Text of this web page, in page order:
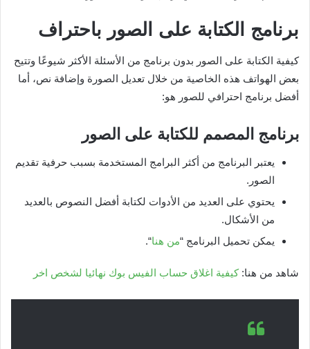
برنامج الكتابة على الصور باحتراف
كيفية الكتابة على الصور بدون برنامج من الأسئلة الأكثر شيوعًا وتتيح
بعض الهواتف هذه الخاصية من خلال تعديل الصورة وإضافة نص، أما
أفضل برنامج احترافي للصور هو:
برنامج المصمم للكتابة على الصور
يعتبر البرنامج من أكثر البرامج المستخدمة بسبب حرفية تقديم
الصور.
يحتوي على العديد من الأدوات لكتابة أفضل النصوص بالعديد
من الأشكال.
يمكن تحميل البرنامج “من هنا“.
شاهد من هنا:كيفية اغلاق حساب الفيس بوك نهائيا لشخص اخر